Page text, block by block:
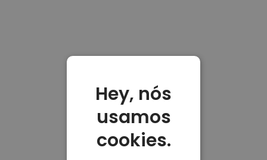
Hey, nós
usamos
cookies.